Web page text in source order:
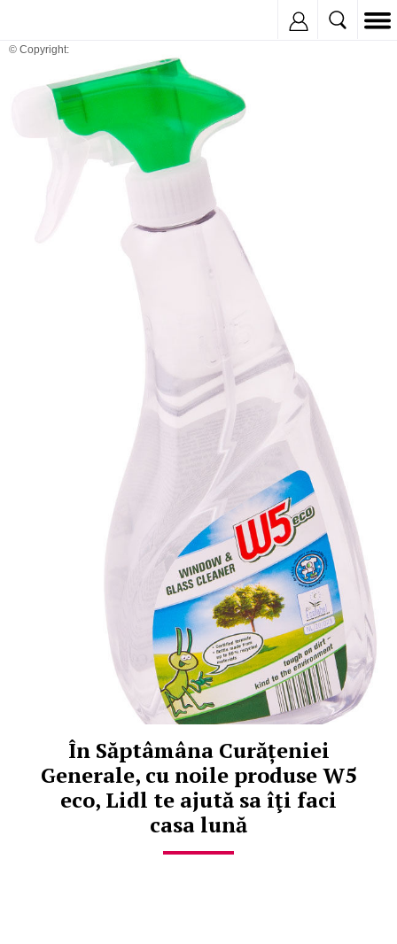
© Copyright:
În Săptâmâna Curățeniei
Generale, cu noile produse W5
eco, Lidl te ajută sa îţi faci
casa lună